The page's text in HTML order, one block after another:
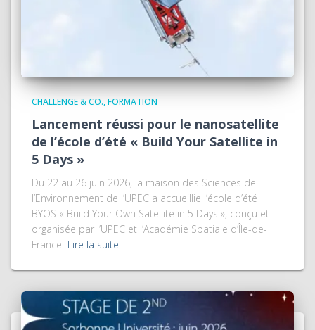
CHALLENGE & CO. FORMATION
Lancement réussi pour le nanosatellite
de l’école d’été « Build Your Satellite in
5 Days »
Du 22 au 26 juin 2026, la maison des Sciences de
l’Environnement de l’UPEC a accueillie l’école d’été
BYOS « Build Your Own Satellite in 5 Days », conçu et
organisée par l’UPEC et l’Académie Spatiale d’Île-de-
France. Lire la suite